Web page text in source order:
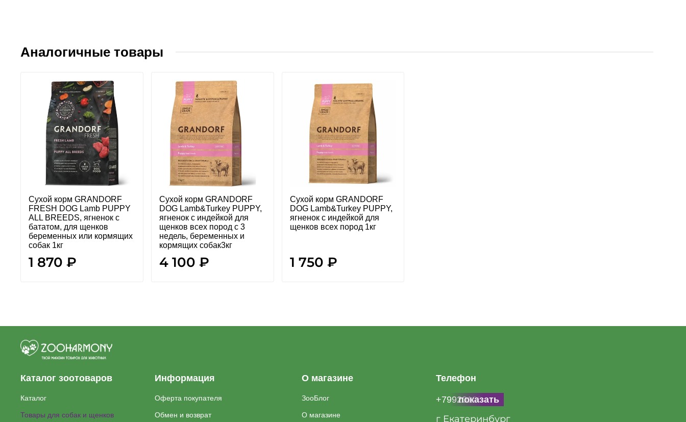
Аналогичные товары
Сухой корм GRANDORF
FRESH DOG Lamb PUPPY
ALL BREEDS, ягненок с
бататом, для щенков
беременных или кормящих
собак 1кг
1 870 ₽
Сухой корм GRANDORF
DOG Lamb&Turkey PUPPY,
ягненок с индейкой для
щенков всех пород с 3
недель, беременных и
кормящих собак3кг
4 100 ₽
Сухой корм GRANDORF
DOG Lamb&Turkey PUPPY,
ягненок с индейкой для
щенков всех пород 1кг
1 750 ₽
Каталог зоотоваров
Каталог
Товары для собак и щенков
Информация
Оферта покупателя
Обмен и возврат
О магазине
ЗооБлог
О магазине
Телефон
+79920128846
показать
г Екатеринбург